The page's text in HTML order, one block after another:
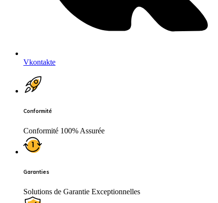
Vkontakte
Conformité
Conformité 100% Assurée
Garanties
Solutions de Garantie Exceptionnelles